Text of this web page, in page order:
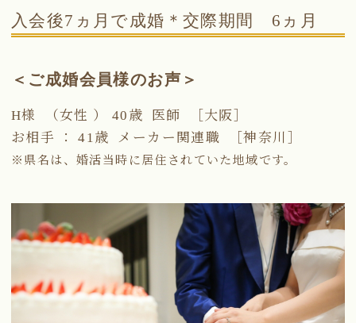
入会後7ヵ月で成婚＊交際期間 6ヵ月
＜ご成婚会員様のお声＞
H様 （女性 ） 40歳 医師 ［大阪］
お相手 ： 41歳 メーカー関連職 ［神奈川］
※県名は、婚活当時に居住されていた地域です。